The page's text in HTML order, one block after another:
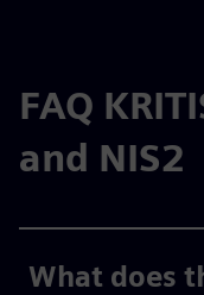
FAQ
and NIS2
What does